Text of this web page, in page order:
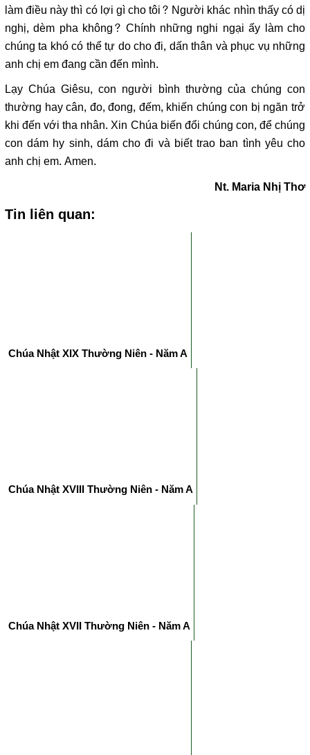
làm điều này thì có lợi gì cho tôi? Người khác nhìn thấy có dị
nghị, dèm pha không? Chính những nghi ngại ấy làm cho
chúng ta khó có thể tự do cho đi, dấn thân và phục vụ những
anh chị em đang cần đến mình.
Lạy Chúa Giêsu, con người bình thường của chúng con
thường hay cân, đo, đong, đếm, khiến chúng con bị ngăn trở
khi đến với tha nhân. Xin Chúa biến đổi chúng con, để chúng
con dám hy sinh, dám cho đi và biết trao ban tình yêu cho
anh chị em. Amen.
Nt. Maria Nhị Thơ
Tin liên quan:
Chúa Nhật XIX Thường Niên - Năm A
Chúa Nhật XVIII Thường Niên - Năm A
Chúa Nhật XVII Thường Niên - Năm A